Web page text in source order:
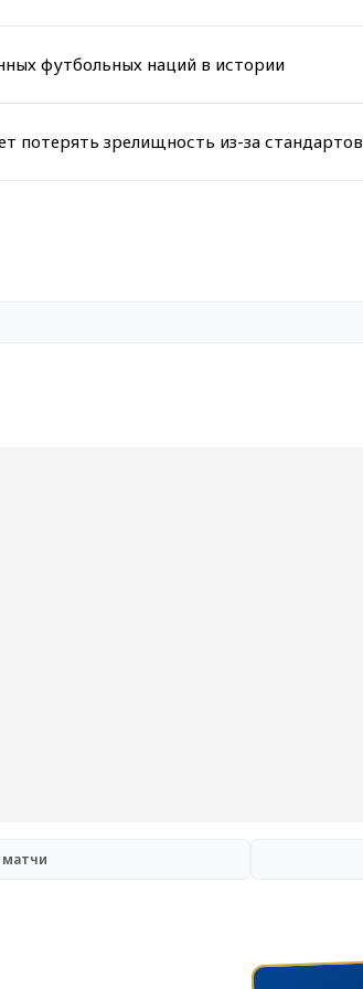
футбольных наций в истории
потерять зрелищность из-за стандартов
матчи